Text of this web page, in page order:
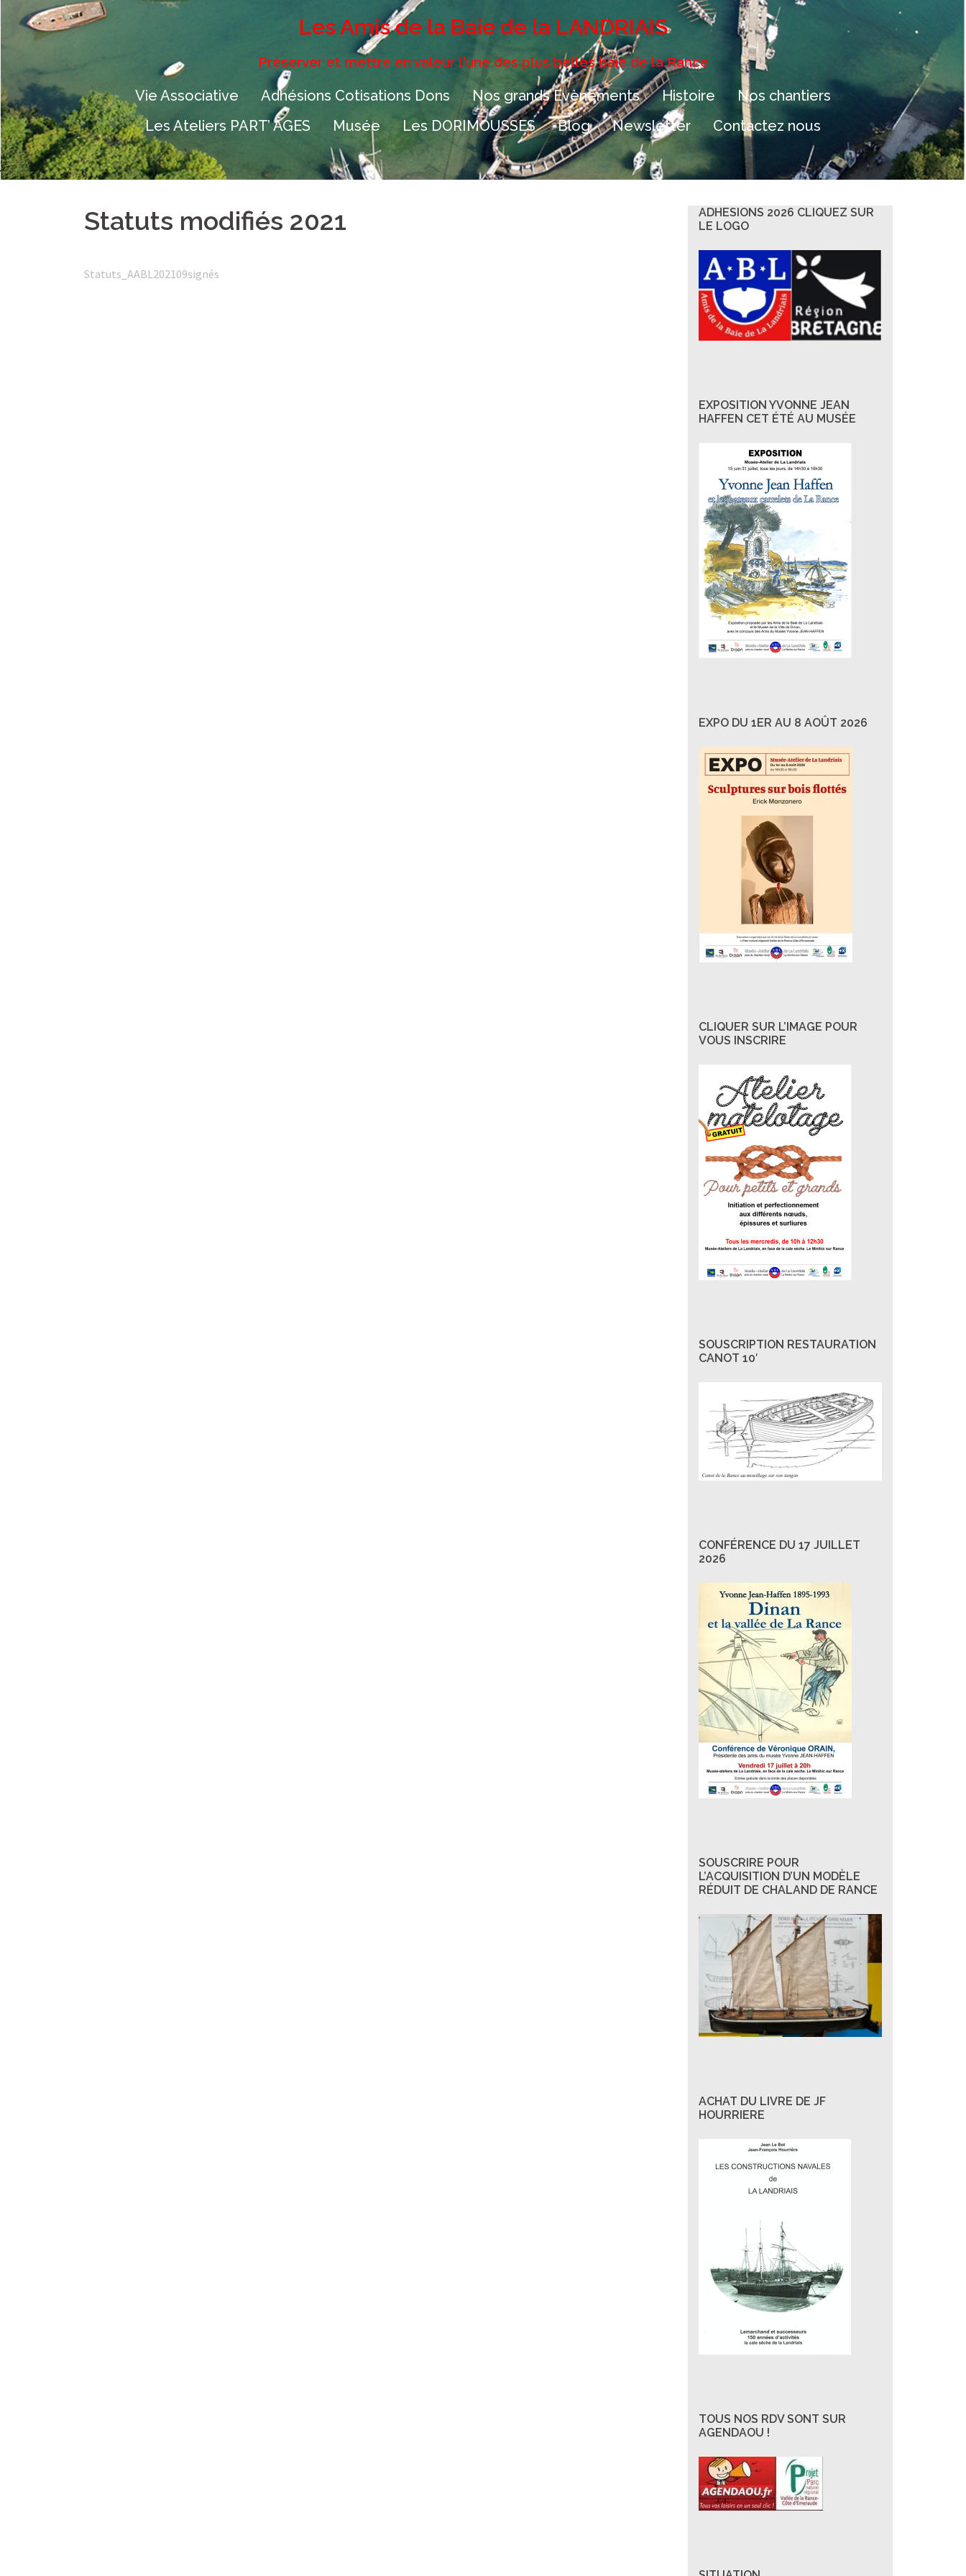
contenu
Les Amis de la Baie de la LANDRIAIS
Préserver et mettre en valeur l'une des plus belles baie de la Rance
Vie Associative Adhésions Cotisations Dons Nos grands Evènements Histoire
Nos chantiers
Les Ateliers PART’ ÂGES
Musée Les DORIMOUSSES Blog Newsletter Contactez nous
Statuts modifiés 2021
Statuts_AABL202109signés
ADHESIONS 2026 CLIQUEZ SUR
LE LOGO
EXPOSITION YVONNE JEAN
HAFFEN CET ÉTÉ AU MUSÉE
EXPO DU 1ER AU 8 AOÛT 2026
CLIQUER SUR L’IMAGE POUR
VOUS INSCRIRE
SOUSCRIPTION RESTAURATION
CANOT 10′
CONFÉRENCE DU 17 JUILLET
2026
SOUSCRIRE POUR
L’ACQUISITION D’UN MODÈLE
RÉDUIT DE CHALAND DE RANCE
ACHAT DU LIVRE DE JF
HOURRIERE
TOUS NOS RDV SONT SUR
AGENDAOU !